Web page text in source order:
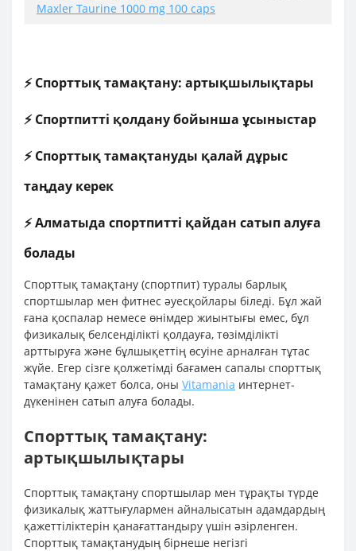
Maxler Taurine 1000 mg 100 caps
⚡ Спорттық тамақтану: артықшылықтары
⚡ Спортпитті қолдану бойынша ұсыныстар
⚡ Спорттық тамақтануды қалай дұрыс
таңдау керек
⚡ Алматыда спортпитті қайдан сатып алуға
болады
Спорттық тамақтану (спортпит) туралы барлық
спортшылар мен фитнес әуесқойлары біледі. Бұл жай
ғана қоспалар немесе өнімдер жиынтығы емес, бұл
физикалық белсенділікті қолдауға, төзімділікті
арттыруға және бұлшықеттің өсуіне арналған тұтас
жүйе. Егер сізге қолжетімді бағамен сапалы спорттық
тамақтану қажет болса, оны Vitamania интернет-
дүкенінен сатып алуға болады.
Спорттық тамақтану:
артықшылықтары
Спорттық тамақтану спортшылар мен тұрақты түрде
физикалық жаттығулармен айналысатын адамдардың
қажеттіліктерін қанағаттандыру үшін әзірленген.
Спорттық тамақтанудың бірнеше негізгі